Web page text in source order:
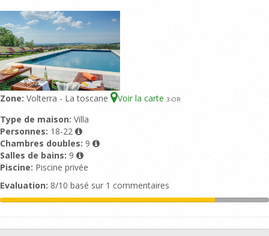
Zone: Volterra - La toscane Voir la carte 3-OR
Type de maison: Villa
Personnes: 18-22
Chambres doubles: 9
Salles de bains: 9
Piscine: Piscine privée
Evaluation: 8/10 basé sur 1 commentaires